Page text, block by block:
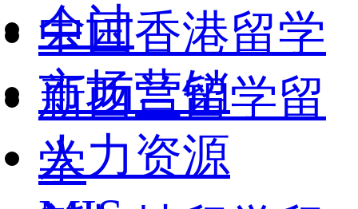
中国香港留学
新西兰留学留
学
会计
市场营销
人力资源